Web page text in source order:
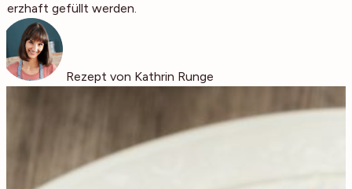
herzhaft gefüllt werden.
Rezept von Kathrin Runge